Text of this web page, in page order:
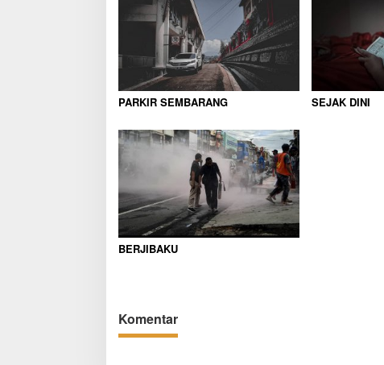
PARKIR SEMBARANG SEJAK DINI
BERJIBAKU
Komentar